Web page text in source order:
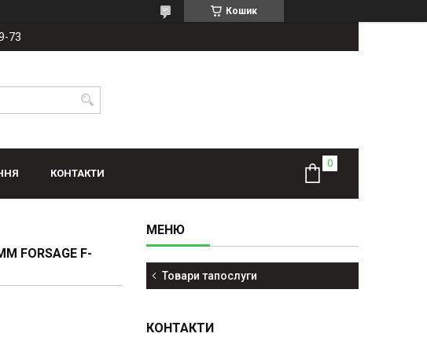
Кошик
73
КОНТАКТИ
FORSAGE F-
Товари тапослуги
КОНТАКТИ